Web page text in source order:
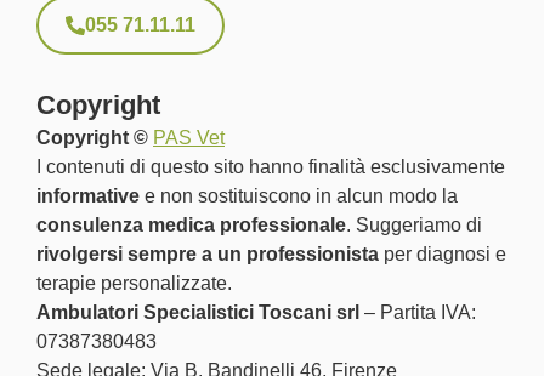
055 71.11.11
Copyright
Copyright © PAS Vet
I contenuti di questo sito hanno finalità esclusivamente
informative e non sostituiscono in alcun modo la
consulenza medica professionale. Suggeriamo di
rivolgersi sempre a un professionista per diagnosi e
terapie personalizzate.
Ambulatori Specialistici Toscani srl – Partita IVA:
07387380483
Sede legale: Via B. Bandinelli 46, Firenze